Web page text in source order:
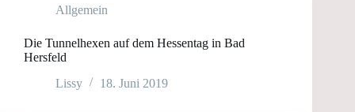
Allgemein
Die Tunnelhexen auf dem Hessentag in Bad
Hersfeld
Lissy
18. Juni 2019